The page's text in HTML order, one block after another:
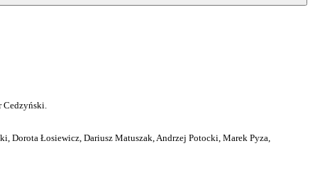
Dorota Łosiewicz, Dariusz Matuszak, Andrzej Potocki, Marek Pyza,